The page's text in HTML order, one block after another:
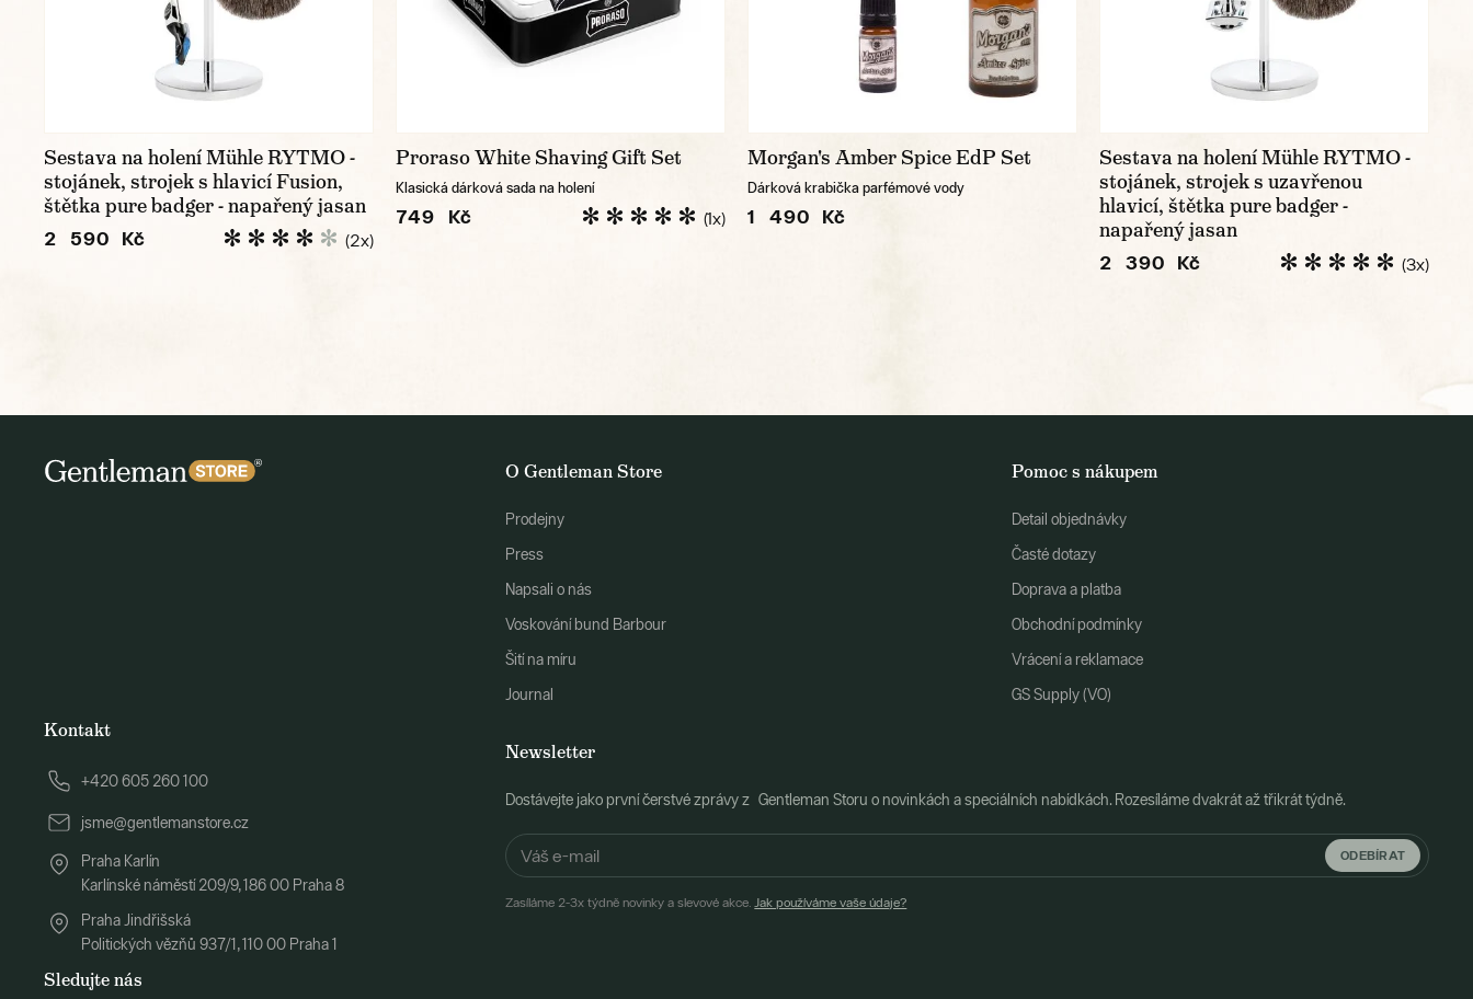
Sestava na holení Mühle RYTMO -
stojánek, strojek s hlavicí Fusion,
štětka pure badger - napařený jasan
2 590 Kč (2x)
Proraso White Shaving Gift Set
Klasická dárková sada na holení
749 Kč (1x)
Morgan's Amber Spice EdP Set
Dárková krabička parfémové vody
1 490 Kč
Sestava na holení Mühle RYTMO -
stojánek, strojek s uzavřenou
hlavicí, štětka pure badger -
napařený jasan
2 390 Kč (3x)
O Gentleman Store
Prodejny
Press
Napsali o nás
Voskování bund Barbour
Šití na míru
Journal
Pomoc s nákupem
Detail objednávky
Časté dotazy
Doprava a platba
Obchodní podmínky
Vrácení a reklamace
GS Supply (VO)
Newsletter
Dostávejte jako první čerstvé zprávy z Gentleman Storu o novinkách a speciálních nabídkách. Rozesíláme dvakrát až třikrát týdně.
ODEBÍRAT
Zasíláme 2-3x týdně novinky a slevové akce. Jak používáme vaše údaje?
Kontakt
+420 605 260 100
jsme@gentlemanstore.cz
Praha Karlín
Karlínské náměstí 209/9, 186 00 Praha 8
Praha Jindřišská
Politických vězňů 937/1, 110 00 Praha 1
Sledujte nás